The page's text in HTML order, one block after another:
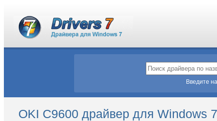
Введите
OKI C9600 драйвер для Windows 7